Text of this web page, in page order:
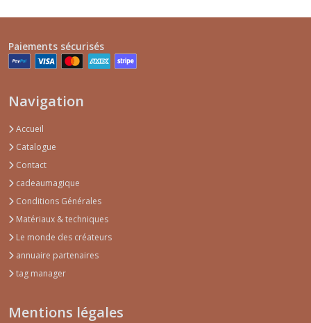
Paiements sécurisés
Navigation
Accueil
Catalogue
Contact
cadeaumagique
Conditions Générales
Matériaux & techniques
Le monde des créateurs
annuaire partenaires
tag manager
Mentions légales